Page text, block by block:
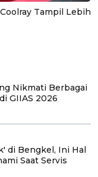
Tampil Lebih
Nikmati Berbagai
GIIAS 2026
di Bengkel, Ini Hal
Saat Servis